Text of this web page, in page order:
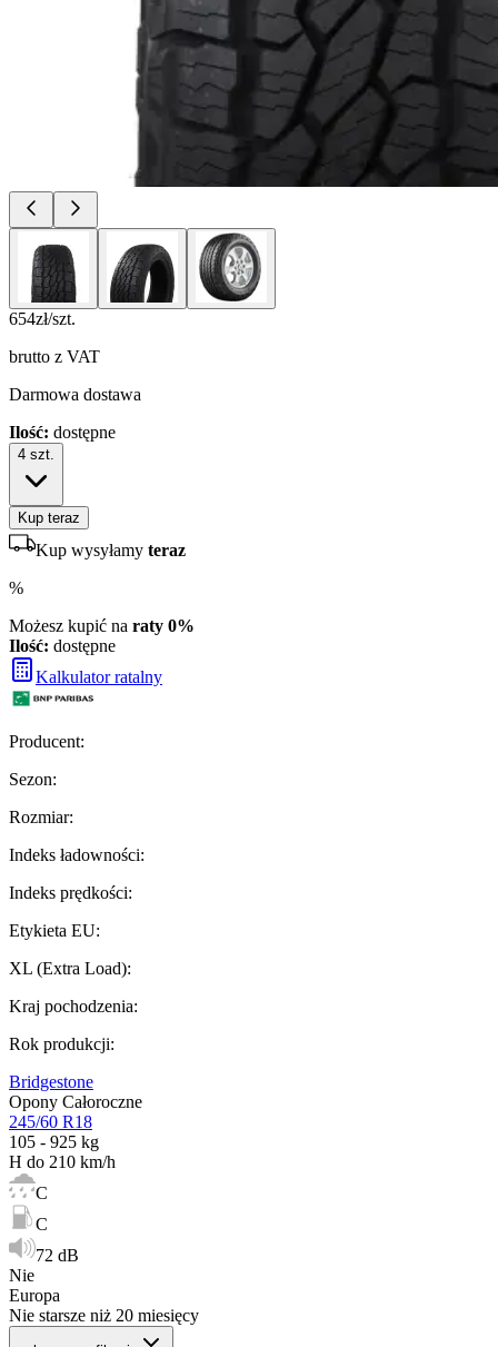
654zł/szt.
brutto z VAT
Darmowa dostawa
Ilość: dostępne
4 szt.
Kup teraz
Kup wysyłamy teraz
%
Możesz kupić na raty 0%
Ilość: dostępne
Kalkulator ratalny
Producent:
Sezon:
Rozmiar:
Indeks ładowności:
Indeks prędkości:
Etykieta EU:
XL (Extra Load):
Kraj pochodzenia:
Rok produkcji:
Bridgestone
Opony Całoroczne
245/60 R18
105 - 925 kg
H do 210 km/h
C
C
72 dB
Nie
Europa
Nie starsze niż 20 miesięcy